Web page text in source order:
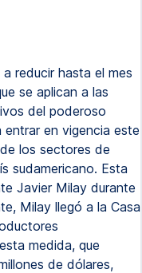
reducir hasta el mes
se aplican a las
del poderoso
en vigencia este
los sectores de
sudamericano. Esta
Javier Milay durante
Milay llegó a la Casa
medida, que
de dólares,